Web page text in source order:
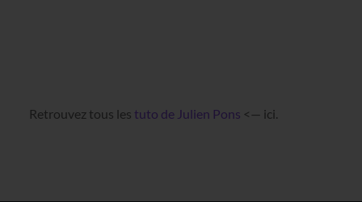
Retrouvez tous les tuto de Julien Pons <— ici.